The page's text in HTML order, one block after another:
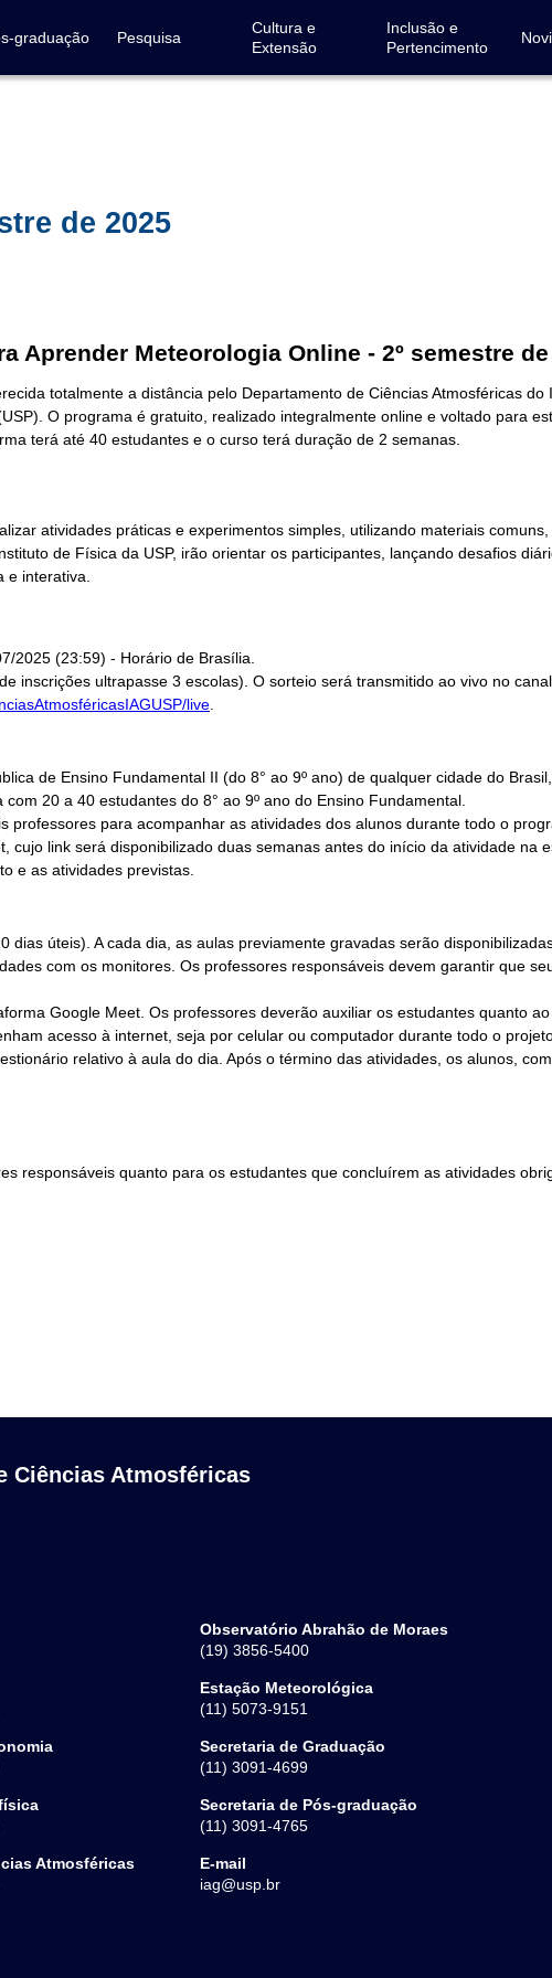
graduação Pesquisa
Cultura e
Extensão
Inclusão e
Pertencimento
de 2025
Aprender Meteorologia Online - 2º semestre de
totalmente a distância pelo Departamento de Ciências Atmosféricas
O programa é gratuito, realizado integralmente online e voltado para
terá até 40 estudantes e o curso terá duração de 2 semanas.
atividades práticas e experimentos simples, utilizando materiais
de Física da USP, irão orientar os participantes, lançando desafios
interativa.
2025 (23:59) - Horário de Brasília.
inscrições ultrapasse 3 escolas). O sorteio será transmitido ao vivo no
live
de Ensino Fundamental II (do 8° ao 9º ano) de qualquer cidade do
20 a 40 estudantes do 8° ao 9º ano do Ensino Fundamental.
professores para acompanhar as atividades dos alunos durante todo o
cujo link será disponibilizado duas semanas antes do início da atividade na
e as atividades previstas.
dias úteis). A cada dia, as aulas previamente gravadas serão
com os monitores. Os professores responsáveis devem garantir que
Google Meet. Os professores deverão auxiliar os estudantes quanto
acesso à internet, seja por celular ou computador durante todo o
relativo à aula do dia. Após o término das atividades, os alunos,
responsáveis quanto para os estudantes que concluírem as atividades
Ciências Atmosféricas
Atmosféricas
Observatório Abrahão de Moraes
(19) 3856-5400
Estação Meteorológica
(11) 5073-9151
Secretaria de Graduação
(11) 3091-4699
Secretaria de Pós-graduação
(11) 3091-4765
E-mail
iag@usp.br